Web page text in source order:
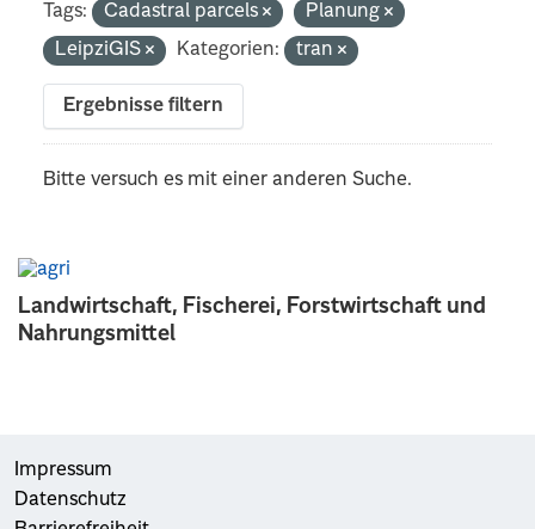
Landwirtschaft, Fischerei, Forstwirtschaft und
Nahrungsmittel
Tags: Cadastral parcels
Planung
LeipziGIS
Kategorien: tran
Ergebnisse filtern
Bitte versuch es mit einer anderen Suche.
Impressum
Datenschutz